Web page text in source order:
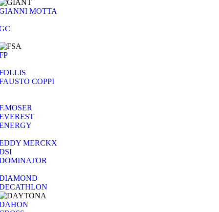
MOTTA
COPPI
MERCKX